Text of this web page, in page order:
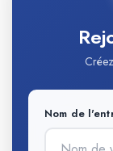
Nom de